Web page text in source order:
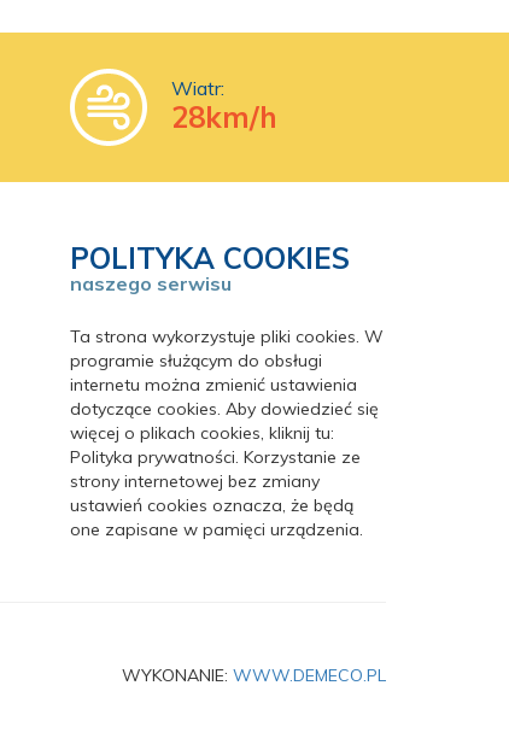
Wiatr:
28km/h
POLITYKA COOKIES
naszego serwisu
Ta strona wykorzystuje pliki cookies. W
programie służącym do obsługi
internetu można zmienić ustawienia
dotyczące cookies. Aby dowiedzieć się
więcej o plikach cookies, kliknij tu:
Polityka prywatności. Korzystanie ze
strony internetowej bez zmiany
ustawień cookies oznacza, że będą
one zapisane w pamięci urządzenia.
WYKONANIE: WWW.DEMECO.PL